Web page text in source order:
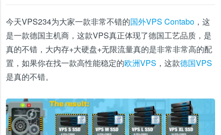
今天VPS234为大家一款非常不错的国外VPS Contabo，这
是一款德国主机商，这款VPS真正体现了德国工艺品质，是
真的不错，大内存+大硬盘+无限流量真的是非常非常高的配
置，如果你在找一款高性能稳定的欧洲VPS ，这款德国VPS
是真的不错。